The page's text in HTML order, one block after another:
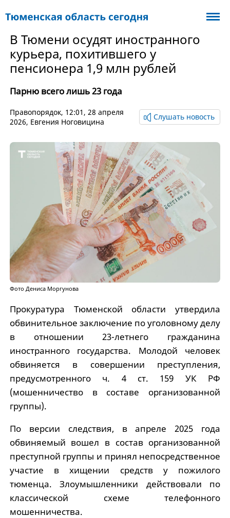
В Тюмени осудят иностранного
курьера, похитившего у
пенсионера 1,9 млн рублей
Парню всего лишь 23 года
Правопорядок, 12:01, 28 апреля
2026, Евгения Ноговицина
Слушать новость
Фото Дениса Моргунова
Прокуратура Тюменской области утвердила
обвинительное заключение по уголовному делу
в отношении 23-летнего гражданина
иностранного государства. Молодой человек
обвиняется в совершении преступления,
предусмотренного ч. 4 ст. 159 УК РФ
(мошенничество в составе организованной
группы).
По версии следствия, в апреле 2025 года
обвиняемый вошел в состав организованной
преступной группы и принял непосредственное
участие в хищении средств у пожилого
тюменца. Злоумышленники действовали по
классической схеме телефонного
мошенничества.